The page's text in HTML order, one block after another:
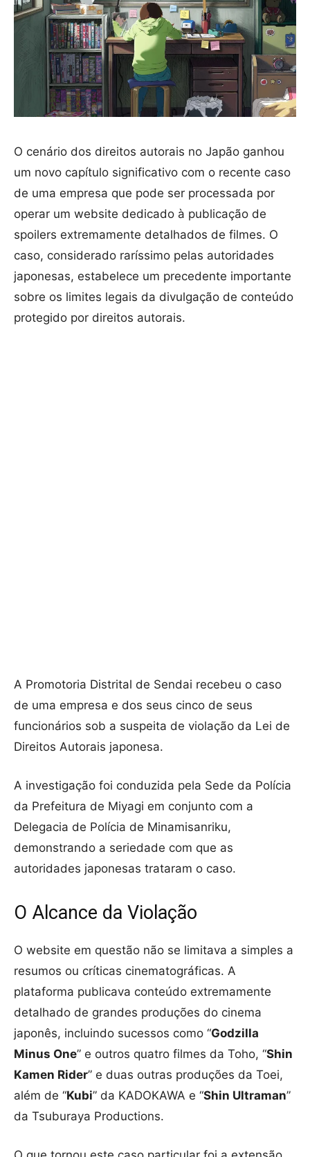
O cenário dos direitos autorais no Japão ganhou
um novo capítulo significativo com o recente caso
de uma empresa que pode ser processada por
operar um website dedicado à publicação de
spoilers extremamente detalhados de filmes. O
caso, considerado raríssimo pelas autoridades
japonesas, estabelece um precedente importante
sobre os limites legais da divulgação de conteúdo
protegido por direitos autorais.
A Promotoria Distrital de Sendai recebeu o caso
de uma empresa e dos seus cinco de seus
funcionários sob a suspeita de violação da Lei de
Direitos Autorais japonesa.
A investigação foi conduzida pela Sede da Polícia
da Prefeitura de Miyagi em conjunto com a
Delegacia de Polícia de Minamisanriku,
demonstrando a seriedade com que as
autoridades japonesas trataram o caso.
O Alcance da Violação
O website em questão não se limitava a simples a
resumos ou críticas cinematográficas. A
plataforma publicava conteúdo extremamente
detalhado de grandes produções do cinema
japonês, incluindo sucessos como “Godzilla
Minus One” e outros quatro filmes da Toho, “Shin
Kamen Rider” e duas outras produções da Toei,
além de “Kubi” da KADOKAWA e “Shin Ultraman”
da Tsuburaya Productions.